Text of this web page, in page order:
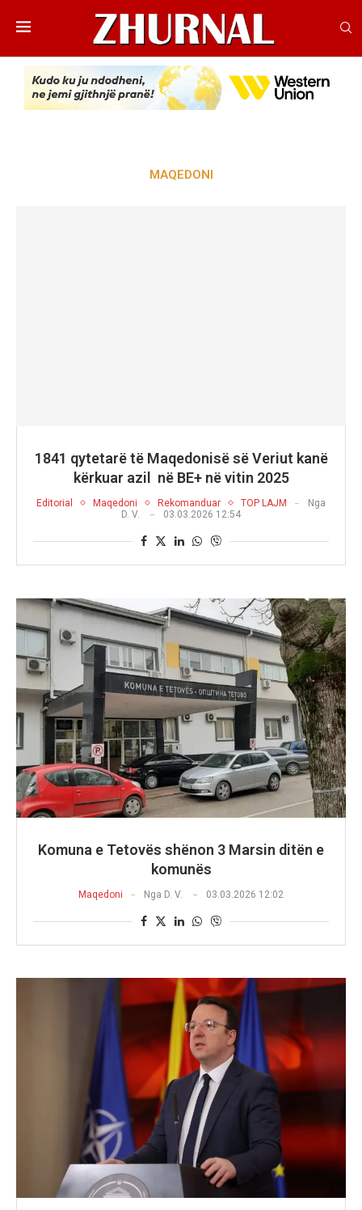
MAQEDONI
1841 qytetarë të Maqedonisë së Veriut kanë
kërkuar azil në BE+ në vitin 2025
Editorial Maqedoni Rekomanduar TOP LAJM
Nga
D. V.
03.03.2026 12:54
Komuna e Tetovës shënon 3 Marsin ditën e
komunës
Maqedoni Nga D. V. 03.03.2026 12:02